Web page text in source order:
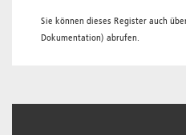
Sie können dieses Register auch
Dokumentation) abrufen.